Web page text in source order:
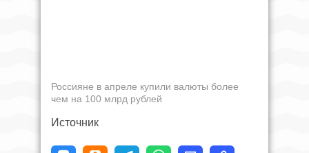
Россияне в апреле купили валюты более
чем на 100 млрд рублей
Источник